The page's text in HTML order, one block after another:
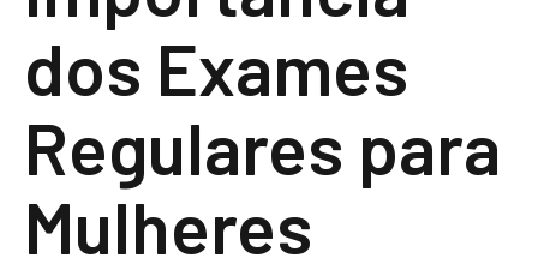
dos Exames
Regulares para
Mulheres